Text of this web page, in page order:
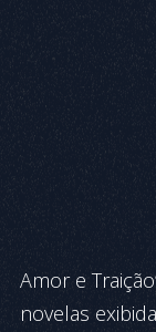
Amor e
novelas